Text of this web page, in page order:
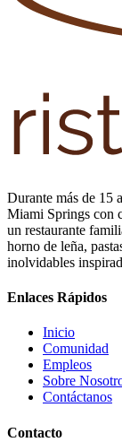
Durante más de 15
Miami Springs con
un restaurante
horno de leña,
inolvidables
Enlaces Rápidos
Inicio
Comunidad
Empleos
Sobre
Contáctanos
Contacto